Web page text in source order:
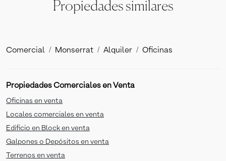
Propiedades similares
Comercial Monserrat Alquiler Oficinas
Propiedades Comerciales en Venta
Oficinas en venta
Locales comerciales en venta
Edificio en Block en venta
Galpones o Depósitos en venta
Terrenos en venta